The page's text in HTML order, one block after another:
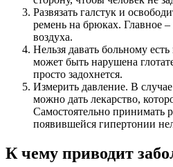
Развязать галстук и
ремень на брюках. Главное –
воздуха.
Нельзя давать больному
может быть нарушена
просто задохнется.
Измерить давление. В
можно дать лекарство,
Самостоятельно принимать
появившейся гипертонии
К чему приводит